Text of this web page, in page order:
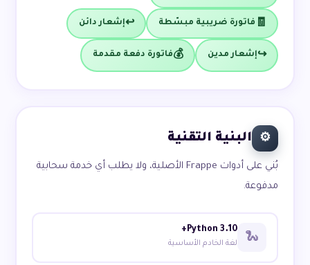
🧾 فاتورة ضريبية مبسّطة ↩️إشعار دائن
↪️إشعار مدين 💰فاتورة دفعة مقدمة
⚙️ البنية التقنية
بُني على أدوات Frappe الأصلية، ولا يطلب أي خدمة سحابية
مدفوعة.
🐍
Python 3.10+
لغة الخادم الأساسية